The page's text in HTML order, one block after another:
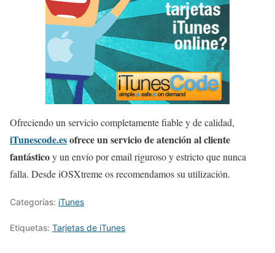
Ofreciendo un servicio completamente fiable y de calidad,
iTunescode.esofrece un servicio de atención al cliente
fantásticoy un envío por email riguroso y estricto que nunca
falla. Desde iOSXtreme os recomendamos su utilización.
Categorías: iTunes
Etiquetas: Tarjetas de iTunes